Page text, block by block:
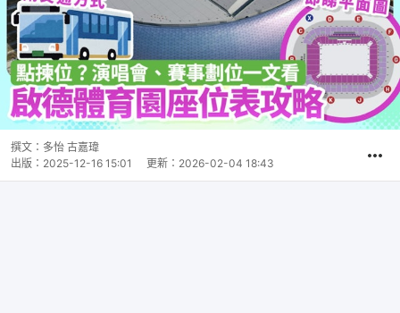
撰文： 多怡 古嘉瑋
出版： 2025-12-16 15:01 更新： 2026-02-04 18:43